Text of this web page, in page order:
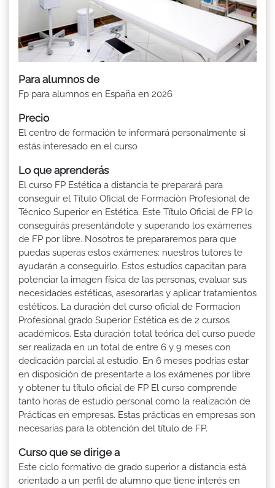
Para alumnos de
Fp para alumnos en España en 2026
Precio
El centro de formación te informará personalmente si
estás interesado en el curso
Lo que aprenderás
El curso FP Estética a distancia te preparará para
conseguir el Título Oficial de Formación Profesional de
Técnico Superior en Estética. Este Título Oficial de FP lo
conseguirás presentándote y superando los exámenes
de FP por libre. Nosotros te prepararemos para que
puedas superas estos exámenes: nuestros tutores te
ayudarán a conseguirlo. Estos estudios capacitan para
potenciar la imagen física de las personas, evaluar sus
necesidades estéticas, asesorarlas y aplicar tratamientos
estéticos. La duración del curso oficial de Formacion
Profesional grado Superior Estética es de 2 cursos
académicos. Esta duración total teórica del curso puede
ser realizada en un total de entre 6 y 9 meses con
dedicación parcial al estudio. En 6 meses podrías estar
en disposición de presentarte a los exámenes por libre
y obtener tu título oficial de FP El curso comprende
tanto horas de estudio personal como la realización de
Prácticas en empresas. Estas prácticas en empresas son
necesarias para la obtención del título de FP.
Curso que se dirige a
Este ciclo formativo de grado superior a distancia está
orientado a un perfil de alumno que tiene interés en